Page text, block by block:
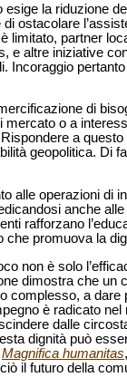
esige la riduzione
ostacolare
limitato, partner
e altre iniziative
Incoraggio
di
o a
a
geopolitica. Di
alle operazioni di
anche
rafforzano
promuova la
non è solo
dimostra che
complesso, a
è radicato
dalle
dignità può
Magnifica humanitas
il futuro della